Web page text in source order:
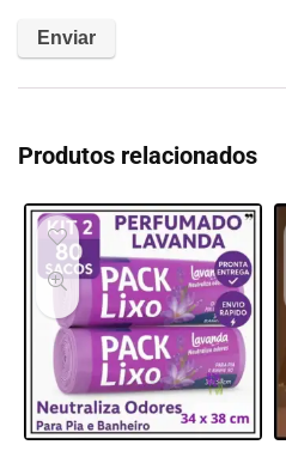
Produtos relacionados